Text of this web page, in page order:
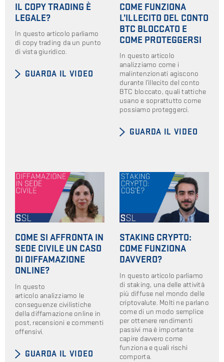
IL COPY TRADING È
LEGALE?
In questo articolo parliamo
di copy trading da un punto
di vista giuridico.
GUARDA IL VIDEO
COME FUNZIONA
L’ILLECITO DEL CONTO
BTC BLOCCATO E
COME PROTEGGERSI
In questo articolo
analizziamo come i
malintenzionati agiscono
durante l’illecito del conto
BTC bloccato, quali tattiche
usano e soprattutto come
possiamo proteggerci.
GUARDA IL VIDEO
COME SI AFFRONTA IN
SEDE CIVILE UN CASO
DI DIFFAMAZIONE
ONLINE?
In questo
articolo analizziamo le
conseguenze civilistiche
della diffamazione online in
post, recensioni e commenti
offensivi.
GUARDA IL VIDEO
STAKING CRYPTO:
COME FUNZIONA
DAVVERO?
In questo articolo parliamo
di staking, una delle attività
più diffuse nel mondo delle
criptovalute. Molti ne parlano
come di un modo semplice
per ottenere rendimenti
passivi ma è importante
capire davvero come
funziona e quali rischi
comporta.